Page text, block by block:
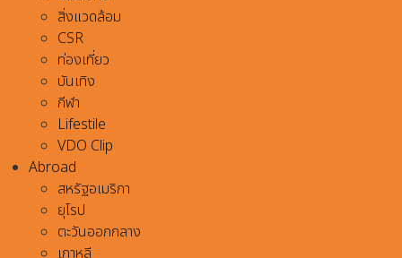
สิ่งแวดล้อม
CSR
ท่องเที่ยว
บันเทิง
กีฬา
Lifestile
VDO Clip
Abroad
สหรัฐอเมริกา
ยุโรป
ตะวันออกกลาง
เกาหลี